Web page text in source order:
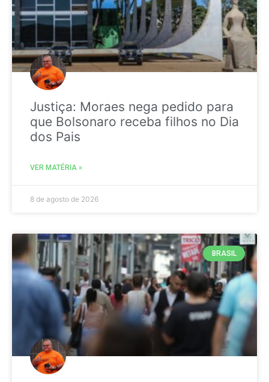
Justiça: Moraes nega pedido para
que Bolsonaro receba filhos no Dia
dos Pais
VER MATÉRIA »
8 de agosto de 2026
BRASIL